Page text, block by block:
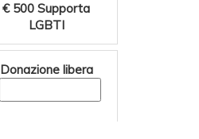
€ 500 Supporta
LGBTI
Donazione libera